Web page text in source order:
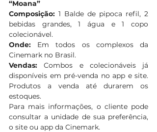
“Moana”
Composição: 1 Balde de pipoca refil, 2
bebidas grandes, 1 água e 1 copo
colecionável.
Onde: Em todos os complexos da
Cinemark no Brasil.
Vendas: Combos e colecionáveis já
disponíveis em pré-venda no app e site.
Produtos a venda até durarem os
estoques.
Para mais informações, o cliente pode
consultar a unidade de sua preferência,
o site ou app da Cinemark.